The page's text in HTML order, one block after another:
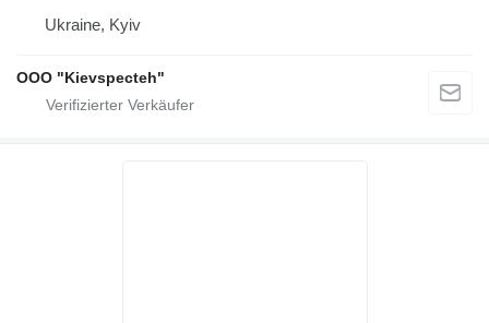
Ukraine, Kyiv
OOO "Kievspecteh"